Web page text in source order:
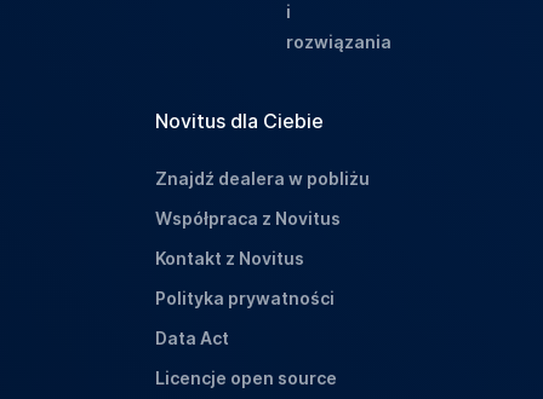
i
rozwiązania
Novitus dla Ciebie
Znajdź dealera w pobliżu
Współpraca z Novitus
Kontakt z Novitus
Polityka prywatności
Data Act
Licencje open source